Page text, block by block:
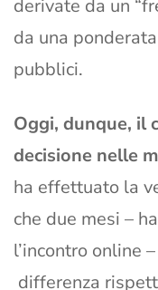
derivate da un
da una
pubblici.
Oggi, dunque, il
decisione nelle
ha effettuato la
che due mesi –
l’incontro online
differenza